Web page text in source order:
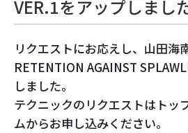
VER.1をアップしまし
リクエストにお応えし、山田海
RETENTION AGAINST
しました。
テクニックのリクエストはトッ
ムからお申し込みください。